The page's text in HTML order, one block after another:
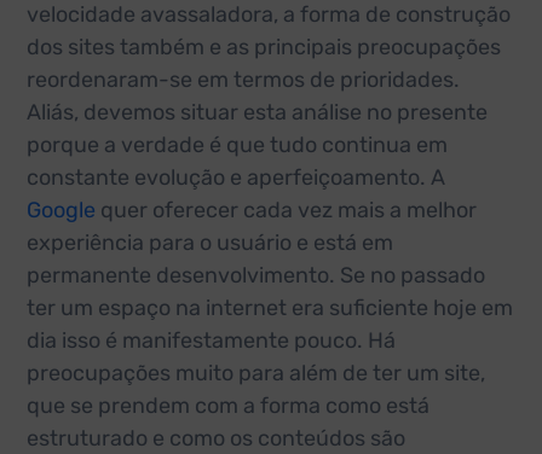
velocidade avassaladora, a forma de construção
dos sites também e as principais preocupações
reordenaram-se em termos de prioridades.
Aliás, devemos situar esta análise no presente
porque a verdade é que tudo continua em
constante evolução e aperfeiçoamento. A
Google quer oferecer cada vez mais a melhor
experiência para o usuário e está em
permanente desenvolvimento. Se no passado
ter um espaço na internet era suficiente hoje em
dia isso é manifestamente pouco. Há
preocupações muito para além de ter um site,
que se prendem com a forma como está
estruturado e como os conteúdos são